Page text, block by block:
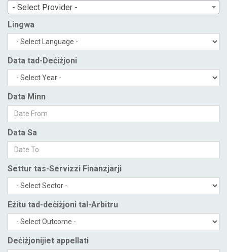
- Select Provider -
Lingwa
Data tad-Deċiżjoni
Data Minn
Data Sa
Settur tas-Servizzi Finanzjarji
Eżitu tad-deċiżjoni tal-Arbitru
Deċiżjonijiet appellati